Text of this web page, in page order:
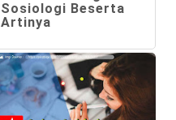
Sosiologi Beserta
Artinya